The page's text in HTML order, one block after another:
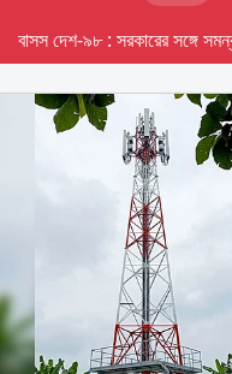
বাসস দেশ-৯৮ : সরকারের সঙ্গে সমন্বয়